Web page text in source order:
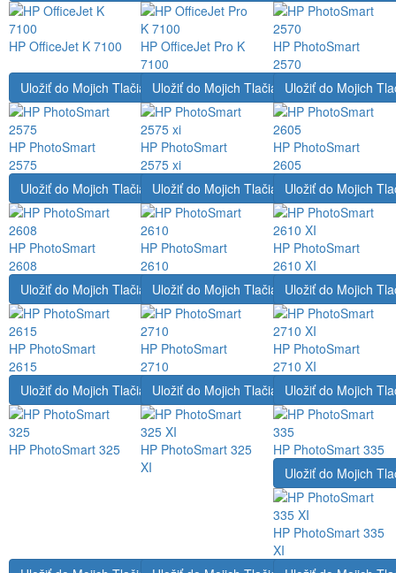
HP OfficeJet K 7100
HP OfficeJet Pro K
7100
HP PhotoSmart
2570
Uložiť do Mojich Tlačiarní
HP PhotoSmart
2575
Uložiť do Mojich Tlačiarní
HP PhotoSmart
2575 xi
Uložiť do Mojich
HP PhotoSmart
2605
Uložiť do Mojich Tlačiarní
HP PhotoSmart
2608
Uložiť do Mojich Tlačiarní
HP PhotoSmart
2610
Uložiť do Mojich
HP PhotoSmart
2610 XI
Uložiť do Mojich Tlačiarní
HP PhotoSmart
2615
Uložiť do Mojich Tlačiarní
HP PhotoSmart
2710
Uložiť do Mojich
HP PhotoSmart
2710 XI
Uložiť do Mojich Tlačiarní
HP PhotoSmart 325
Uložiť do Mojich Tlačiarní
HP PhotoSmart 325
XI
Uložiť do Mojich
HP PhotoSmart 335
Uložiť do Mojich
HP PhotoSmart 335
XI